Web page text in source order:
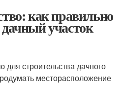
как правильно
участок
строительства дачного
месторасположение